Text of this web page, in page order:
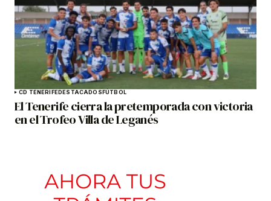
CD TENERIFEDESTACADOSFÚTBOL
El Tenerife cierra la pretemporada con victoria
en el Trofeo Villa de Leganés